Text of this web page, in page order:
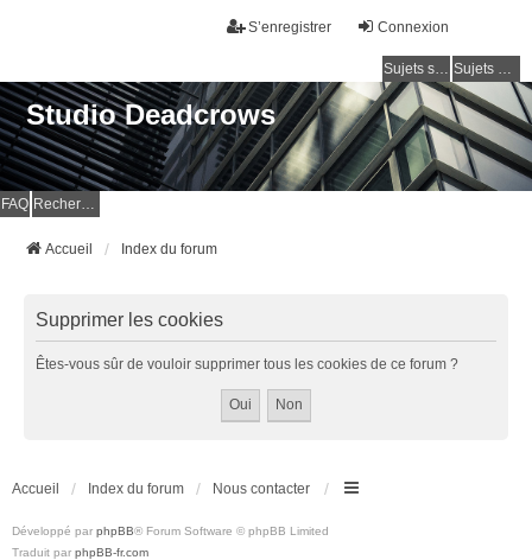
Connexion
S’enregistrer
Sujets sans réponse Sujets actifs
Studio Deadcrows
FAQ Rechercher
Accueil Index du forum
Supprimer les cookies
Êtes-vous sûr de vouloir supprimer tous les cookies de ce forum ?
Accueil Index du forum Nous contacter
Développé par phpBB® Forum Software © phpBB Limited
Traduit par phpBB-fr.com